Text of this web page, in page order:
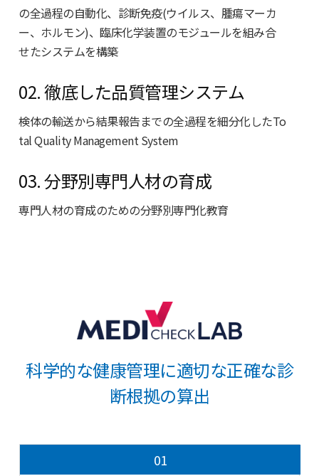
の全過程の自動化、診断免疫(ウイルス、腫瘍マーカ
ー、ホルモン)、臨床化学装置のモジュールを組み合
せたシステムを構築
02. 徹底した品質管理システム
検体の輸送から結果報告までの全過程を細分化したTo
tal Quality Management System
03. 分野別専門人材の育成
専門人材の育成のための分野別専門化教育
科学的な健康管理に適切な正確な診
断根拠の算出
01